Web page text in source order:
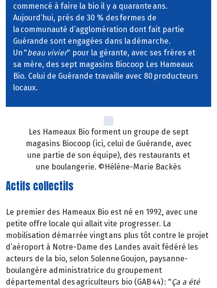
commencé à faire la bio il y a quarante ans.
Aujourd’hui, près de 30 % des fermes de
la communauté d’agglomération dont fait partie
Guérande sont engagées dans la démarche.
Un "beau vivier" pour la gérante, avec ses frères et
sa mère, des sept magasins Biocoop Les Hameaux
Bio. Celui de Guérande travaille avec 80 producteurs
locaux.
Les Hameaux Bio forment un groupe de sept
magasins Biocoop (ici, celui de Guérande, avec
une partie de son équipe), des restaurants et
une boulangerie. ©Hélène-Marie Backès
Actifs collectifs
Le premier des Hameaux Bio est né en 1992, avec une
petite offre locale qui allait vite progresser. La
mobilisation démarrée vingt ans plus tôt contre le projet
d’aéroport à Notre-Dame des Landes avait fédéré les
acteurs de la bio, selon Solenne Goujon, paysanne-
boulangère administratrice du groupement
départemental des agriculteurs bio (GAB 44) : "Ça a été